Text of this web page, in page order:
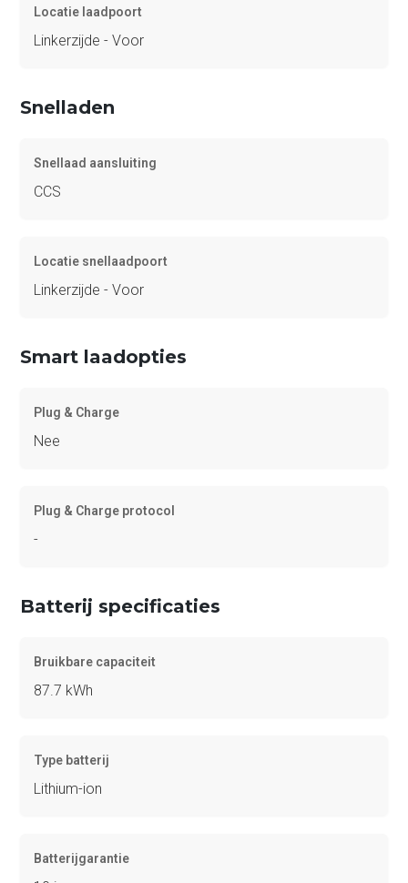
Locatie laadpoort
Linkerzijde - Voor
Snelladen
Snellaad aansluiting
CCS
Locatie snellaadpoort
Linkerzijde - Voor
Smart laadopties
Plug & Charge
Nee
Plug & Charge protocol
-
Batterij specificaties
Bruikbare capaciteit
87.7 kWh
Type batterij
Lithium-ion
Batterijgarantie